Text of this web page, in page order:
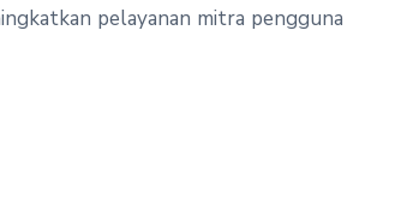
pelayanan mitra pengguna